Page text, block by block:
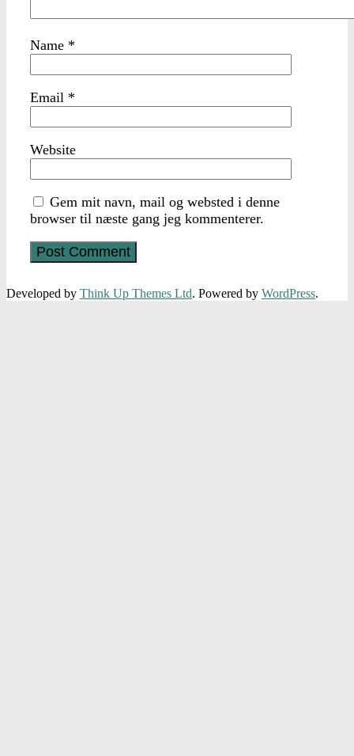
Name *
Email *
Website
Gem mit navn, mail og websted i denne
browser til næste gang jeg kommenterer.
Developed by Think Up Themes Ltd. Powered by WordPress.